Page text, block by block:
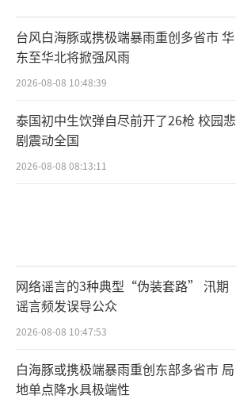
台风白海豚或携极端暴雨重创多省市 华
东至华北将掀强风雨
2026-08-08 10:48:39
泰国初中生饮弹自尽前开了26枪 校园悲
剧震动全国
2026-08-08 08:13:11
网络谣言的3种典型“伪装套路” 汛期
谣言频发误导公众
2026-08-08 10:47:53
白海豚或携极端暴雨重创东部多省市 局
地单点降水具极端性